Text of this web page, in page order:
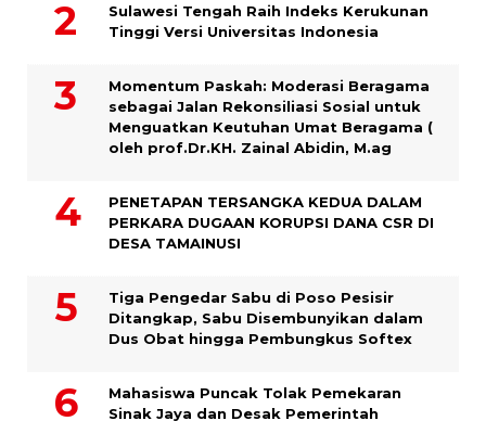
Sulawesi Tengah Raih Indeks Kerukunan
Tinggi Versi Universitas Indonesia
Momentum Paskah: Moderasi Beragama
sebagai Jalan Rekonsiliasi Sosial untuk
Menguatkan Keutuhan Umat Beragama (
oleh prof.Dr.KH. Zainal Abidin, M.ag
PENETAPAN TERSANGKA KEDUA DALAM
PERKARA DUGAAN KORUPSI DANA CSR DI
DESA TAMAINUSI
Tiga Pengedar Sabu di Poso Pesisir
Ditangkap, Sabu Disembunyikan dalam
Dus Obat hingga Pembungkus Softex
Mahasiswa Puncak Tolak Pemekaran
Sinak Jaya dan Desak Pemerintah